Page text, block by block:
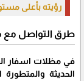
رؤيته بأعلى
طرق التواصل مع
في مظلات اسفار
الحديثة والمتطورة